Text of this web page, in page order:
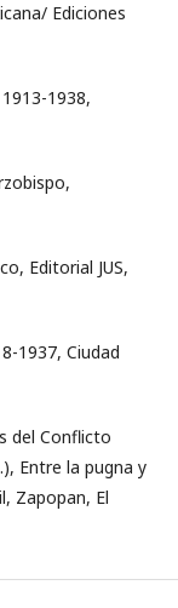
Ediciones
1938,
Editorial JUS,
1937, Ciudad
del Conflicto
Entre la pugna y
Zapopan, El